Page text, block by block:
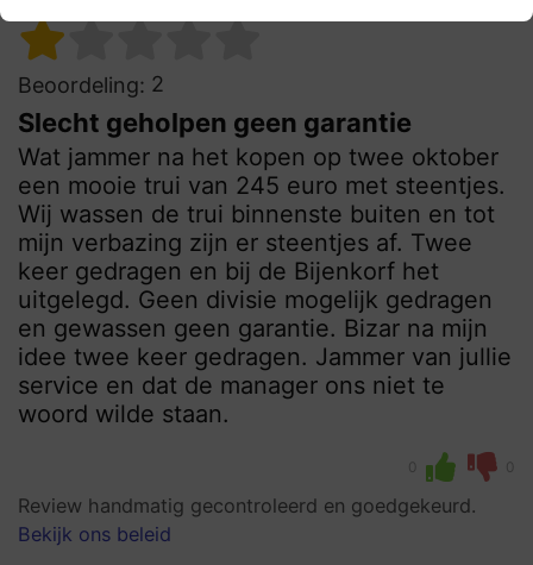
Beoordeling: 2
Slecht geholpen geen garantie
Wat jammer na het kopen op twee oktober
een mooie trui van 245 euro met steentjes.
Wij wassen de trui binnenste buiten en tot
mijn verbazing zijn er steentjes af. Twee
keer gedragen en bij de Bijenkorf het
uitgelegd. Geen divisie mogelijk gedragen
en gewassen geen garantie. Bizar na mijn
idee twee keer gedragen. Jammer van jullie
service en dat de manager ons niet te
woord wilde staan.
0 0
Review handmatig gecontroleerd en goedgekeurd.
Bekijk ons beleid